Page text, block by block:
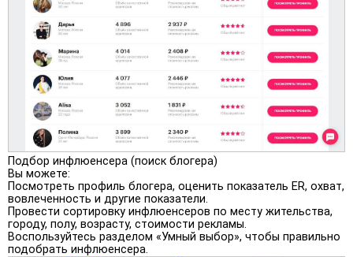
Подбор инфлюенсера (поиск блогера)
Вы можете:
Посмотреть профиль блогера, оценить показатель ER, охват,
вовлеченность и другие показатели.
Провести сортировку инфлюенсеров по месту жительства,
городу, полу, возрасту, стоимости рекламы.
Воспользуйтесь разделом «Умный выбор», чтобы правильно
подобрать инфлюенсера.